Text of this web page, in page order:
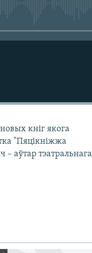
кніг якога
"Пяцікніжжа
аўтар тэатральнага